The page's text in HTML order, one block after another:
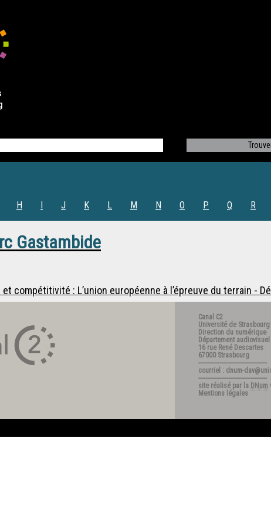
H I J K L M N O P Q R
Gastambide
compétitivité : L’union européenne à l’épreuve du terrain -
Canal C2
Université de Strasbourg
Direction du numérique
Département audiovisuel
16 rue René Descartes
67000 Strasbourg
---------------------------------------
courriel : dnum-
---------------------------------------
site réalisé par la DNum
Mentions légales